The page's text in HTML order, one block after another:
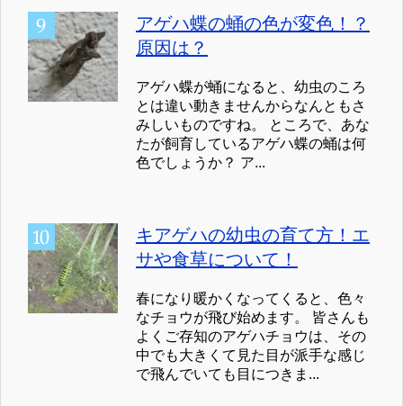
アゲハ蝶の蛹の色が変色！？
原因は？
アゲハ蝶が蛹になると、幼虫のころ
とは違い動きませんからなんともさ
みしいものですね。 ところで、あな
たが飼育しているアゲハ蝶の蛹は何
色でしょうか？ ア...
キアゲハの幼虫の育て方！エ
サや食草について！
春になり暖かくなってくると、色々
なチョウが飛び始めます。 皆さんも
よくご存知のアゲハチョウは、その
中でも大きくて見た目が派手な感じ
で飛んでいても目につきま...